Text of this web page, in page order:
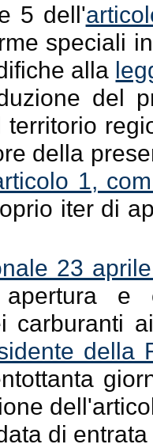
5 dell'
speciali
alla
del
territorio
della
1,
iter di
23
e
carburanti
della
di